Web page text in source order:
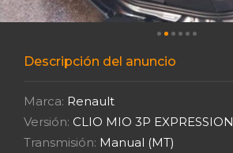
Descripción del anuncio
Marca: Renault
Versión: CLIO MIO 3P EXPRESSION
Transmisión: Manual (MT)